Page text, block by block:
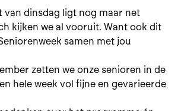
van dinsdag ligt nog maar net
kijken we al vooruit. Want ook dit
samen met jou
zetten we onze senioren in de
hele week vol fijne en gevarieerde